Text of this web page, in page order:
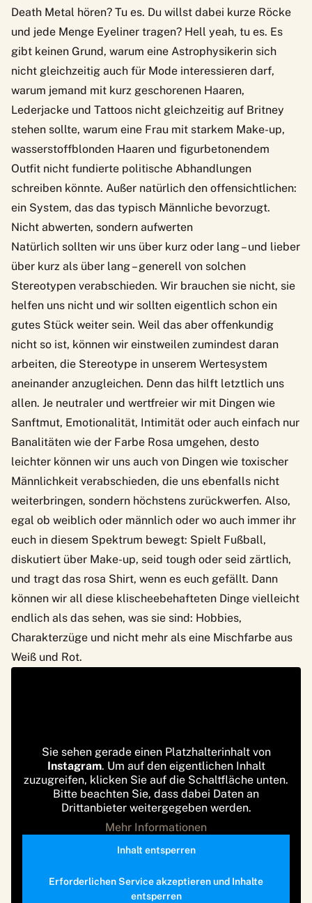
Death Metal hören? Tu es. Du willst dabei kurze Röcke
und jede Menge Eyeliner tragen? Hell yeah, tu es. Es
gibt keinen Grund, warum eine Astrophysikerin sich
nicht gleichzeitig auch für Mode interessieren darf,
warum jemand mit kurz geschorenen Haaren,
Lederjacke und Tattoos nicht gleichzeitig auf Britney
stehen sollte, warum eine Frau mit starkem Make-up,
wasserstoffblonden Haaren und figurbetonendem
Outfit nicht fundierte politische Abhandlungen
schreiben könnte. Außer natürlich den offensichtlichen:
ein System, das das typisch Männliche bevorzugt.
Nicht abwerten, sondern aufwerten
Natürlich sollten wir uns über kurz oder lang – und lieber
über kurz als über lang – generell von solchen
Stereotypen verabschieden. Wir brauchen sie nicht, sie
helfen uns nicht und wir sollten eigentlich schon ein
gutes Stück weiter sein. Weil das aber offenkundig
nicht so ist, können wir einstweilen zumindest daran
arbeiten, die Stereotype in unserem Wertesystem
aneinander anzugleichen. Denn das hilft letztlich uns
allen. Je neutraler und wertfreier wir mit Dingen wie
Sanftmut, Emotionalität, Intimität oder auch einfach nur
Banalitäten wie der Farbe Rosa umgehen, desto
leichter können wir uns auch von Dingen wie toxischer
Männlichkeit verabschieden, die uns ebenfalls nicht
weiterbringen, sondern höchstens zurückwerfen. Also,
egal ob weiblich oder männlich oder wo auch immer ihr
euch in diesem Spektrum bewegt: Spielt Fußball,
diskutiert über Make-up, seid tough oder seid zärtlich,
und tragt das rosa Shirt, wenn es euch gefällt. Dann
können wir all diese klischeebehafteten Dinge vielleicht
endlich als das sehen, was sie sind: Hobbies,
Charakterzüge und nicht mehr als eine Mischfarbe aus
Weiß und Rot.
Sie sehen gerade einen Platzhalterinhalt von
Instagram. Um auf den eigentlichen Inhalt
zuzugreifen, klicken Sie auf die Schaltfläche unten.
Bitte beachten Sie, dass dabei Daten an
Drittanbieter weitergegeben werden.
Mehr Informationen
Inhalt entsperren
Erforderlichen Service akzeptieren und Inhalte
entsperren